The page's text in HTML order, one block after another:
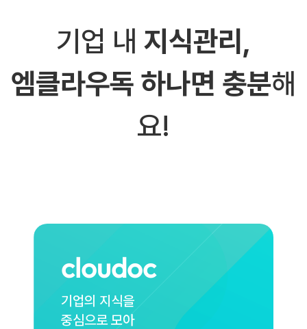
기업 내 지식관리,
엠클라우독 하나면 충분해
요!
cloudoc
기업의 지식을
중심으로 모아